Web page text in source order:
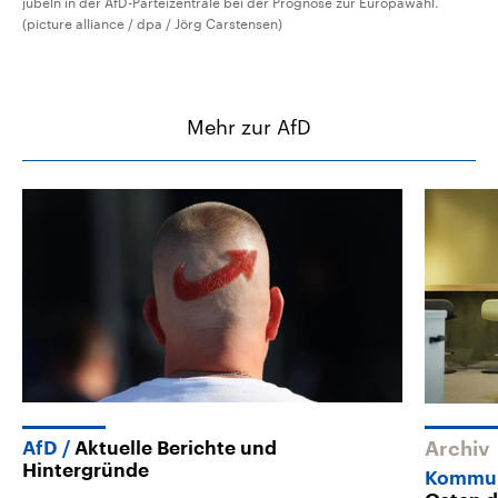
(picture alliance / dpa / Jörg Carstensen)
Mehr zur AfD
AfD
Aktuelle Berichte und
Hintergründe
Archiv